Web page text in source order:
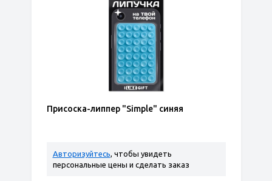
Присоска-липпер "Simple" синяя
Авторизуйтесь, чтобы увидеть
персональные цены и сделать заказ